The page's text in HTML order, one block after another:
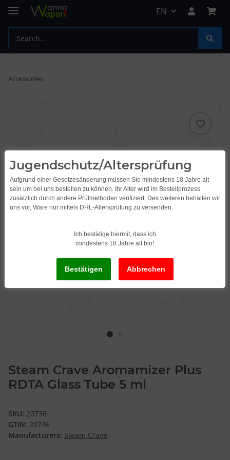
EN
Accessories
Steam Crave Aromamizer Plus
RDTA Glass Tube 5 ml
SKU: 20736
GTIN: 20736
Manufacturers: Steam Crave
Jugendschutz/Altersprüfung
Aufgrund einer Gesetzesänderung müssen Sie mindestens 18 Jahre alt
sein um bei uns bestellen zu können. Ihr Alter wird im Bestellprozess
zusätzlich durch andere Prüfmethoden verifiziert. Des weiteren behalten wir
uns vor, Ware nur mittels DHL-Altersprüfung zu versenden.
Ich bestätige hiermit, dass ich
mindestens 18 Jahre alt bin!